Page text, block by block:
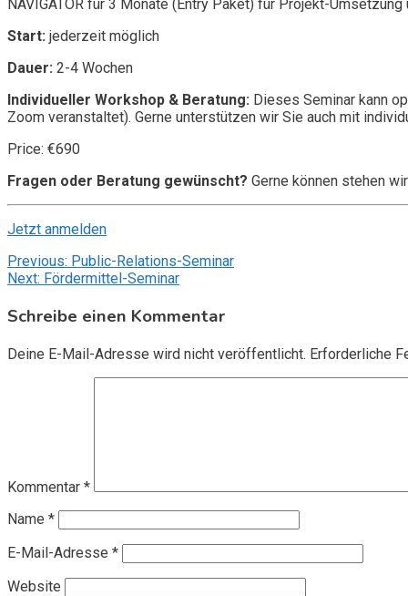
NAVIGATOR für 3 Monate (Entry Paket) für Projekt-
Start: jederzeit möglich
Dauer: 2-4 Wochen
Individueller Workshop & Beratung: Dieses Seminar kann
Zoom veranstaltet). Gerne unterstützen wir Sie auch mit
Price: €690
Fragen oder Beratung gewünscht? Gerne können stehen
Jetzt anmelden
Beitragsnavigation
Previous: Public-Relations-Seminar
Next: Fördermittel-Seminar
Schreibe einen Kommentar
Deine E-Mail-Adresse wird nicht veröffentlicht. Erforderliche
Kommentar *
Name *
E-Mail-Adresse *
Website